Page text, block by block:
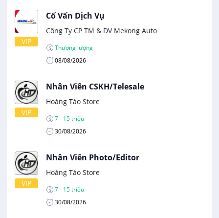
VIP
Cố Vấn Dịch Vụ
Công Ty CP TM & DV Mekong Auto
Thương lượng
08/08/2026
VIP
Nhân Viên CSKH/Telesale
Hoàng Táo Store
7 - 15 triệu
30/08/2026
VIP
Nhân Viên Photo/Editor
Hoàng Táo Store
7 - 15 triệu
30/08/2026